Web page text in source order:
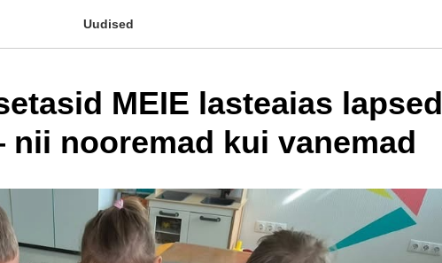
Uudised
MEIE lasteaias lapsed
nooremad kui vanemad